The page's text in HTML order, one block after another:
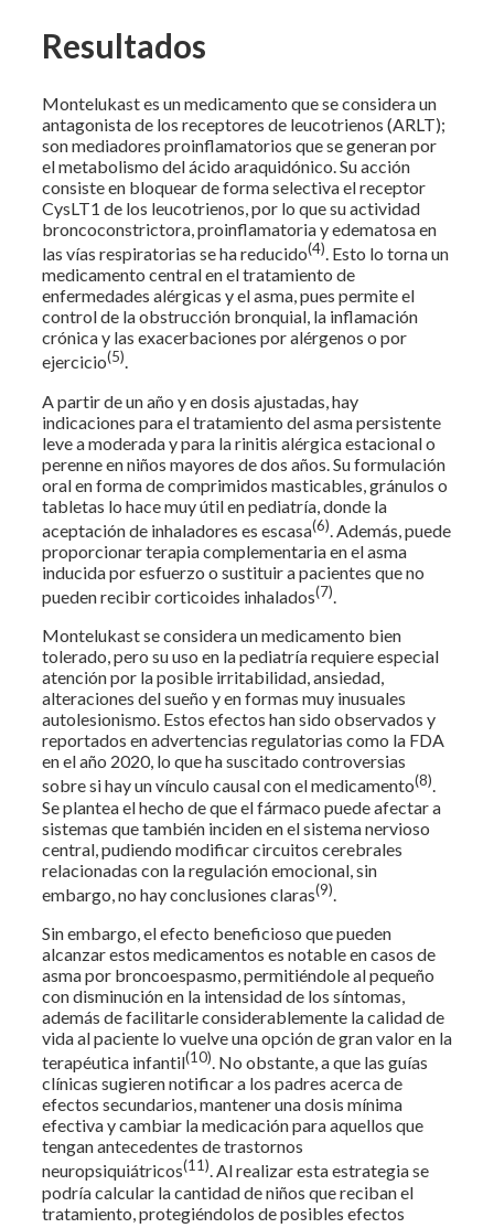
Resultados
Montelukast es un medicamento que se considera un
antagonista de los receptores de leucotrienos (ARLT);
son mediadores proinflamatorios que se generan por
el metabolismo del ácido araquidónico. Su acción
consiste en bloquear de forma selectiva el receptor
CysLT1 de los leucotrienos, por lo que su actividad
broncoconstrictora, proinflamatoria y edematosa en
las vías respiratorias se ha reducido(4). Esto lo torna un
medicamento central en el tratamiento de
enfermedades alérgicas y el asma, pues permite el
control de la obstrucción bronquial, la inflamación
crónica y las exacerbaciones por alérgenos o por
ejercicio(5).
A partir de un año y en dosis ajustadas, hay
indicaciones para el tratamiento del asma persistente
leve a moderada y para la rinitis alérgica estacional o
perenne en niños mayores de dos años. Su formulación
oral en forma de comprimidos masticables, gránulos o
tabletas lo hace muy útil en pediatría, donde la
aceptación de inhaladores es escasa(6). Además, puede
proporcionar terapia complementaria en el asma
inducida por esfuerzo o sustituir a pacientes que no
pueden recibir corticoides inhalados(7).
Montelukast se considera un medicamento bien
tolerado, pero su uso en la pediatría requiere especial
atención por la posible irritabilidad, ansiedad,
alteraciones del sueño y en formas muy inusuales
autolesionismo. Estos efectos han sido observados y
reportados en advertencias regulatorias como la FDA
en el año 2020, lo que ha suscitado controversias
sobre si hay un vínculo causal con el medicamento(8).
Se plantea el hecho de que el fármaco puede afectar a
sistemas que también inciden en el sistema nervioso
central, pudiendo modificar circuitos cerebrales
relacionadas con la regulación emocional, sin
embargo, no hay conclusiones claras(9).
Sin embargo, el efecto beneficioso que pueden
alcanzar estos medicamentos es notable en casos de
asma por broncoespasmo, permitiéndole al pequeño
con disminución en la intensidad de los síntomas,
además de facilitarle considerablemente la calidad de
vida al paciente lo vuelve una opción de gran valor en la
terapéutica infantil(10). No obstante, a que las guías
clínicas sugieren notificar a los padres acerca de
efectos secundarios, mantener una dosis mínima
efectiva y cambiar la medicación para aquellos que
tengan antecedentes de trastornos
neuropsiquiátricos(11). Al realizar esta estrategia se
podría calcular la cantidad de niños que reciban el
tratamiento, protegiéndolos de posibles efectos